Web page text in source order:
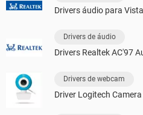
Drivers áudio para
Drivers de áudio
Drivers Realtek AC'97
Drivers de webcam
Driver Logitech